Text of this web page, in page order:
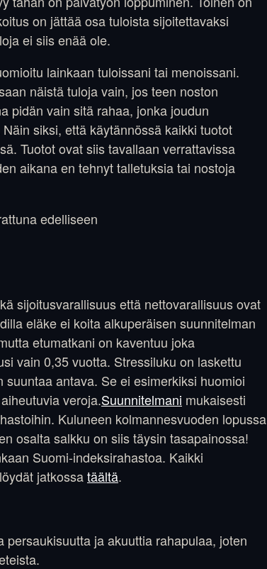
on jättää osa tuloista sijoitettavaksi
ei siis enää ole.
lainkaan tuloissani tai menoissani.
näistä tuloja vain, jos teen noston
pidän vain sitä rahaa, jonka joudun
siksi, että käytännössä kaikki tuotot
Tuotot ovat siis tavallaan verrattavissa
aikana en tehnyt talletuksia tai nostoja
edelliseen
sijoitusvarallisuus että nettovarallisuus ovat
eläke ei koita alkuperäisen suunnitelman
etumatkani on kaventuu joka
vain 0,35 vuotta. Stressiluku on laskettu
antava. Se ei esimerkiksi huomioi
veroja.Suunnitelmani mukaisesti
Kuluneen kolmannesvuoden lopussa
osalta salkku on siis täysin tasapainossa!
Suomi-indeksirahastoa. Kaikki
jatkossatäältä.
ja akuuttia rahapulaa, joten